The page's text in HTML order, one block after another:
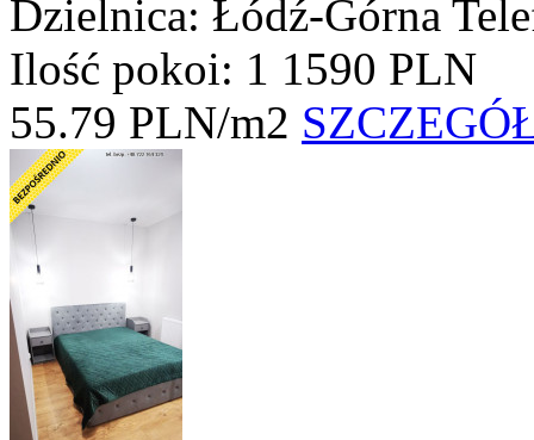
Dzielnica: Łódź-Górna
Ilość pokoi: 1 1590 PLN
55.79 PLN/m2